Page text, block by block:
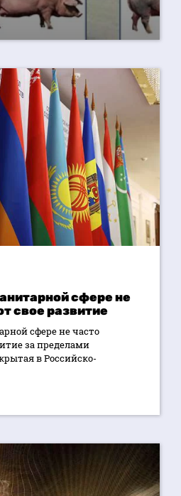
сфере не
свое развитие
сфере не часто
за пределами
в Российско-